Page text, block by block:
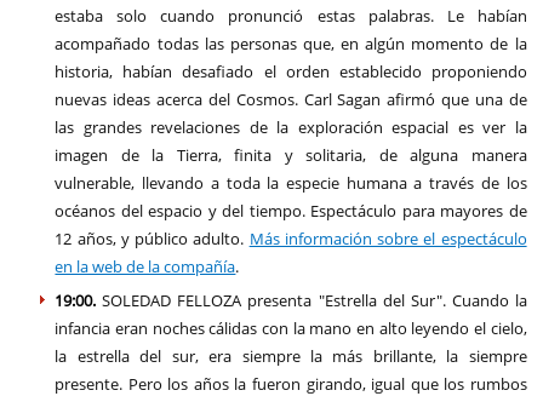
estaba solo cuando pronunció estas palabras. Le habían
acompañado todas las personas que, en algún momento de la
historia, habían desafiado el orden establecido proponiendo
nuevas ideas acerca del Cosmos. Carl Sagan afirmó que una de
las grandes revelaciones de la exploración espacial es ver la
imagen de la Tierra, finita y solitaria, de alguna manera
vulnerable, llevando a toda la especie humana a través de los
océanos del espacio y del tiempo. Espectáculo para mayores de
12 años, y público adulto. Más información sobre el espectáculo
en la web de la compañía.
19:00. SOLEDAD FELLOZA presenta "Estrella del Sur". Cuando la
infancia eran noches cálidas con la mano en alto leyendo el cielo,
la estrella del sur, era siempre la más brillante, la siempre
presente. Pero los años la fueron girando, igual que los rumbos